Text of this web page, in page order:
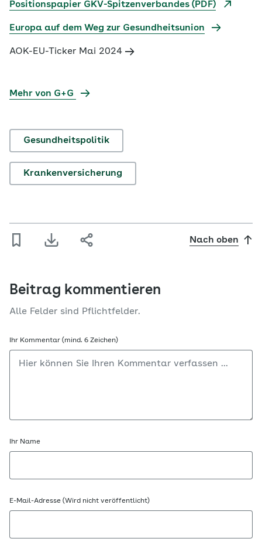
Positionspapier GKV-Spitzenverbandes (PDF)
Europa auf dem Weg zur Gesundheitsunion
AOK-EU-Ticker Mai 2024
Mehr von G+G
Gesundheitspolitik
Krankenversicherung
Nach oben
Beitrag kommentieren
Alle Felder sind Pflichtfelder.
Ihr Kommentar (mind. 6 Zeichen)
Ihr Name
E-Mail-Adresse (Wird nicht veröffentlicht)